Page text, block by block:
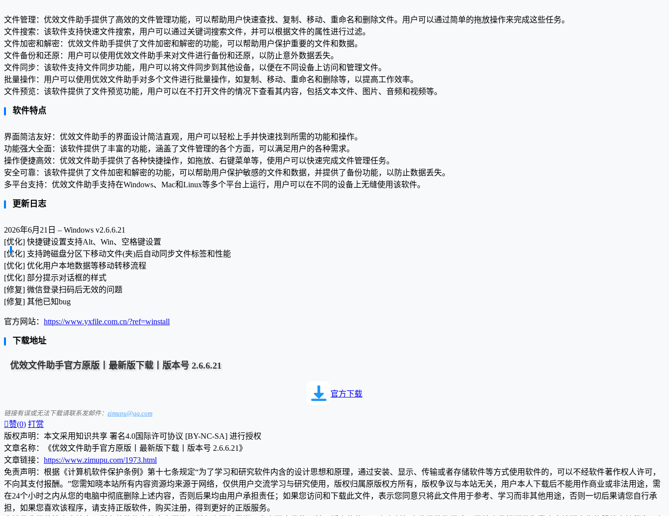
文件管理：优效文件助手提供了高效的文件管理功能，可以帮助用户快速查找、复制、移动、重命名和删除文件。用户可以通过简单的拖放操作来完成这些任务。
文件搜索：该软件支持快速文件搜索，用户可以通过关键词搜索文件，并可以根据文件的属性进行过滤。
文件加密和解密：优效文件助手提供了文件加密和解密的功能，可以帮助用户保护重要的文件和数据。
文件备份和还原：用户可以使用优效文件助手来对文件进行备份和还原，以防止意外数据丢失。
文件同步：该软件支持文件同步功能，用户可以将文件同步到其他设备，以便在不同设备上访问和管理文件。
批量操作：用户可以使用优效文件助手对多个文件进行批量操作，如复制、移动、重命名和删除等，以提高工作效率。
文件预览：该软件提供了文件预览功能，用户可以在不打开文件的情况下查看其内容，包括文本文件、图片、音频和视频等。
软件特点
界面简洁友好：优效文件助手的界面设计简洁直观，用户可以轻松上手并快速找到所需的功能和操作。
功能强大全面：该软件提供了丰富的功能，涵盖了文件管理的各个方面，可以满足用户的各种需求。
操作便捷高效：优效文件助手提供了各种快捷操作，如拖放、右键菜单等，使用户可以快速完成文件管理任务。
安全可靠：该软件提供了文件加密和解密的功能，可以帮助用户保护敏感的文件和数据，并提供了备份功能，以防止数据丢失。
多平台支持：优效文件助手支持在Windows、Mac和Linux等多个平台上运行，用户可以在不同的设备上无缝使用该软件。
更新日志
2026年6月21日 – Windows v2.6.6.21
[优化] 快捷键设置支持Alt、Win、空格键设置
[优化] 支持跨磁盘分区下移动文件(夹)后自动同步文件标签和性能
[优化] 优化用户本地数据等移动转移流程
[优化] 部分提示对话框的样式
[修复] 微信登录扫码后无效的问题
[修复] 其他已知bug
官方网站： https://www.yxfile.com.cn/?ref=winstall
下载地址
优效文件助手官方原版丨最新版下载丨版本号 2.6.6.21
官方下载
链接有误或无法下载请联系发邮件： zimupu@qq.com
赞(0) 打赏
版权声明：本文采用知识共享 署名4.0国际许可协议 [BY-NC-SA] 进行授权
文章名称：《优效文件助手官方原版丨最新版下载丨版本号 2.6.6.21》
文章链接： https://www.zimupu.com/1973.html
免责声明：根据《计算机软件保护条例》第十七条规定“为了学习和研究软件内含的设计思想和原理，通过安装、显示、传输或者存储软件等方式使用软件的，可以不经软件著作权人许可，
不向其支付报酬。”您需知晓本站所有内容资源均来源于网络，仅供用户交流学习与研究使用，版权归属原版权方所有，版权争议与本站无关，用户本人下载后不能用作商业或非法用途，需
在24个小时之内从您的电脑中彻底删除上述内容，否则后果均由用户承担责任；如果您访问和下载此文件，表示您同意只将此文件用于参考、学习而非其他用途，否则一切后果请您自行承
担，如果您喜欢该程序，请支持正版软件，购买注册，得到更好的正版服务。